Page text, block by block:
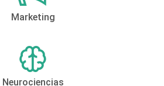
Marketing
Neurociencias